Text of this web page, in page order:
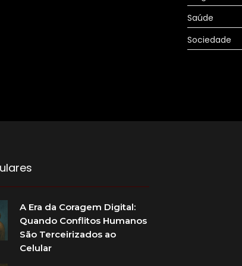
Saúde
Sociedade
A Era da Coragem Digital:
Quando Conflitos Humanos
São Terceirizados ao
Celular